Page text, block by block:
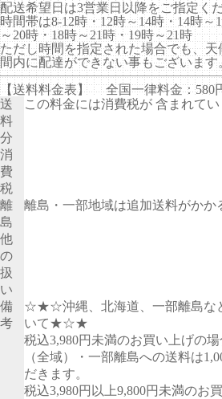
配送希望日は3営業日以降をご指定く
時間帯は8-12時・12時～14時・14時～
～20時・18時～21時・19時～21時
ただし時間を指定された場合でも、
間内に配達ができない事もございます
【送料料金表】全国一律料金：580
送
料
分
消
費
税
この料金には消費税が 含まれてい
離
島
他
の
扱
い
離島・一部地域は追加送料がかか
備
考
☆★☆沖縄、北海道、一部離島な
いて★☆★
税込3,980円未満のお買い上げの
（全域）・一部離島への送料は
だきます。
税込3,980円以上9,800円未満のお